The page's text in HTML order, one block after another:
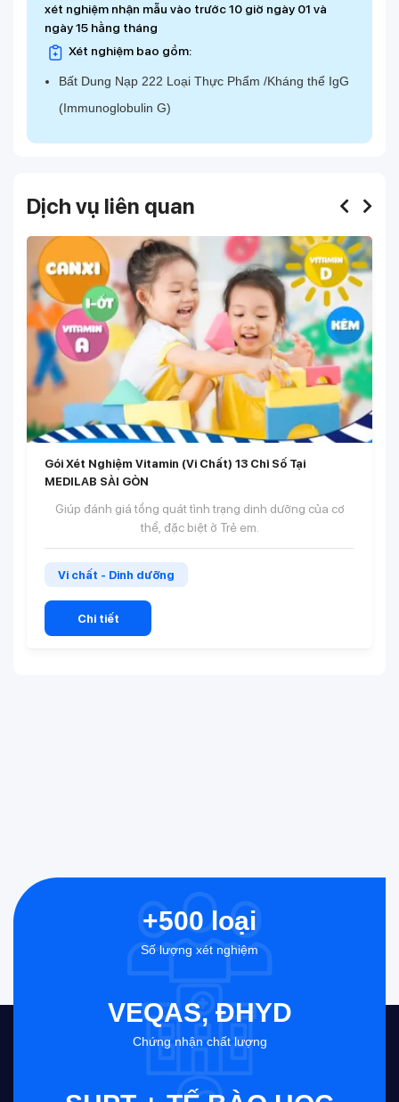
xét nghiệm nhận mẫu vào trước 10 giờ ngày 01 và
ngày 15 hằng tháng
Xét nghiệm bao gồm:
Bất Dung Nạp 222 Loại Thực Phẩm /Kháng thể IgG
(Immunoglobulin G)
Dịch vụ liên quan
Gói Xét Nghiệm Vitamin (Vi Chất) 13 Chỉ Số Tại
MEDILAB SÀI GÒN
Giúp đánh giá tổng quát tình trạng dinh dưỡng của cơ
thể, đặc biệt ở Trẻ em.
Vi chất - Dinh dưỡng
Chi tiết
+500 loại
Số lượng xét nghiệm
VEQAS, ĐHYD
Chứng nhận chất lượng